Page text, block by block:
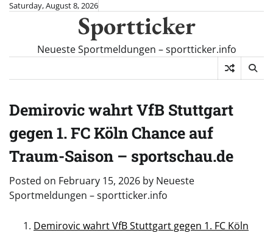
SkipSaturday, August 8, 2026
Sportticker
Neueste Sportmeldungen – sportticker.info
Demirovic wahrt VfB Stuttgart
gegen 1. FC Köln Chance auf
Traum-Saison – sportschau.de
Posted on February 15, 2026 by Neueste
Sportmeldungen – sportticker.info
Demirovic wahrt VfB Stuttgart gegen 1. FC Köln